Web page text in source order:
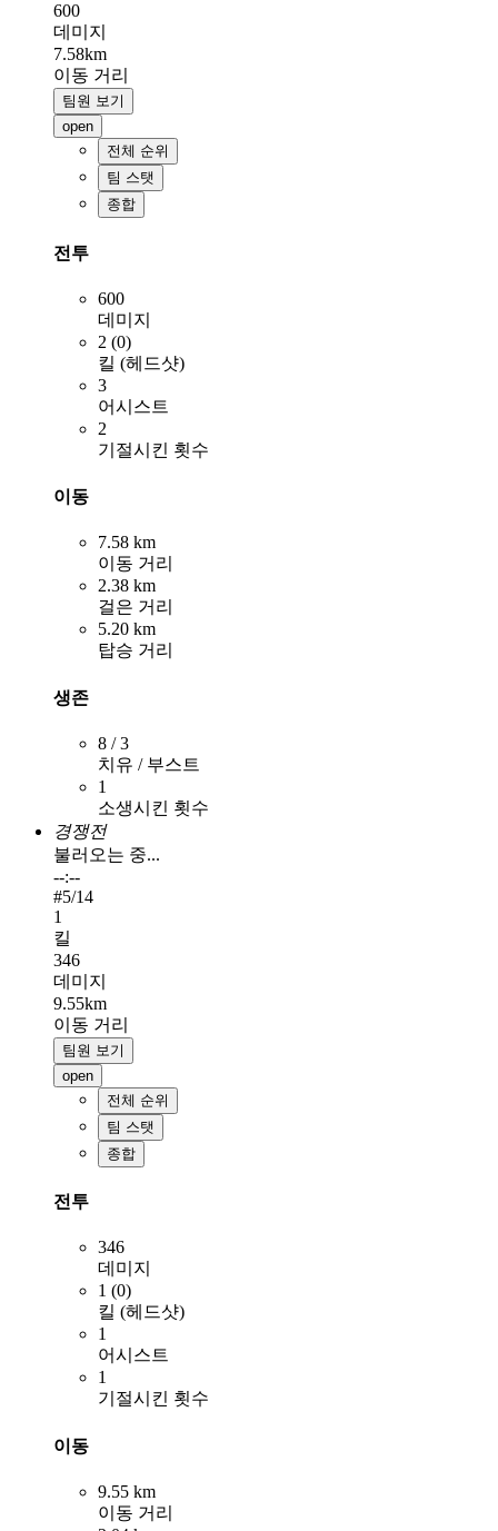
600
데미지
7.58km
이동 거리
팀원 보기
open
전체 순위
팀 스탯
종합
전투
600
데미지
2 (0)
킬 (헤드샷)
3
어시스트
2
기절시킨 횟수
이동
7.58 km
이동 거리
2.38 km
걸은 거리
5.20 km
탑승 거리
생존
8 / 3
치유 / 부스트
1
소생시킨 횟수
경쟁전
불러오는 중...
--:--
#5/14
1
킬
346
데미지
9.55km
이동 거리
팀원 보기
open
전체 순위
팀 스탯
종합
전투
346
데미지
1 (0)
킬 (헤드샷)
1
어시스트
1
기절시킨 횟수
이동
9.55 km
이동 거리